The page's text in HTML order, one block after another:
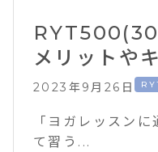
メリットや
2023年9月26日
「ヨガレッスン
て習う...